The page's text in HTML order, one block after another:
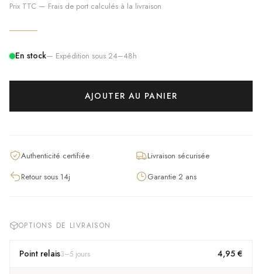
Prix TTC — Frais de port calculés à la livraison
En stock— Expédition sous 24–48h
AJOUTER AU PANIER
Authenticité certifiée
Livraison sécurisée
Retour sous 14j
Garantie 2 ans
OPTIONS DE LIVRAISON
Point relais3–5 jours 4,95 €